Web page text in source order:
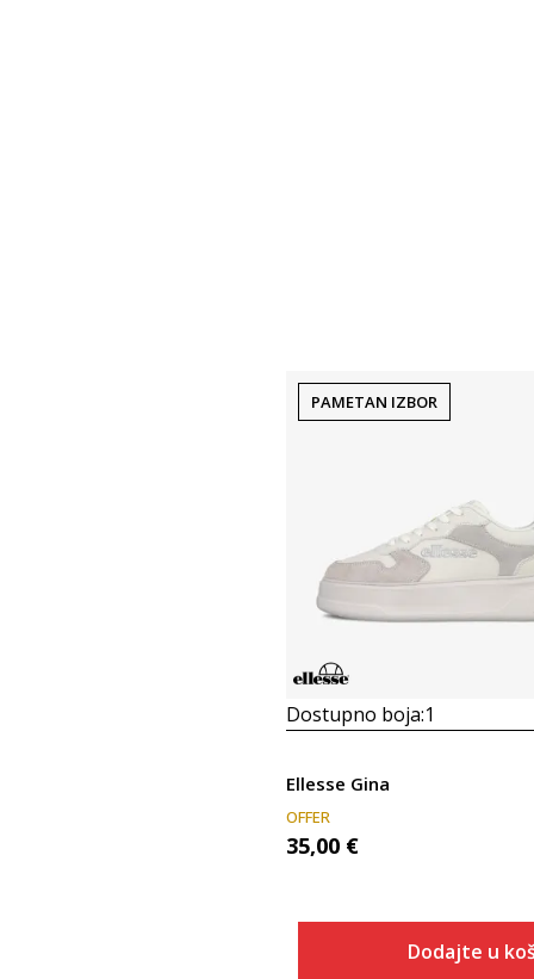
PAMETAN IZBOR
Dostupno boja:1
Ellesse Gina
OFFER
35,00 €
Dodajte u